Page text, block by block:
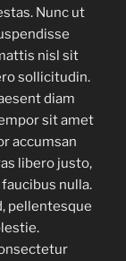
Nunc ut
nisl sit
sollicitudin.
diam
sit amet
accumsan
libero justo,
nulla.
pellentesque